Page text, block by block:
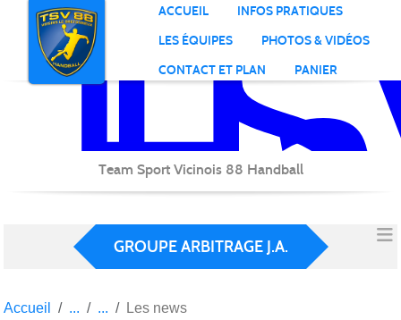
ACCUEIL
INFOS PRATIQUES
LES ÉQUIPES
PHOTOS & VIDÉOS
CONTACT ET PLAN
PANIER
Team Sport Vicinois 88 Handball
GROUPE ARBITRAGE J.A.
Accueil Les news
Panneau de gestion des cookies